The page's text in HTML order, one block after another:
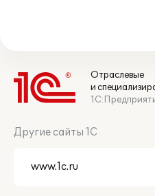
Отраслевые
и
Другие сайты 1С